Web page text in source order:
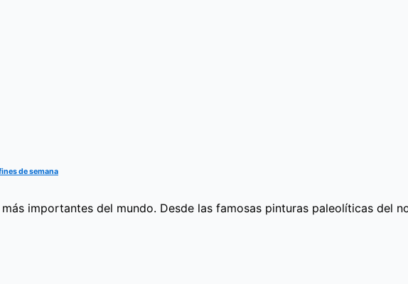
de semana
importantes del mundo. Desde las famosas pinturas paleolíticas del